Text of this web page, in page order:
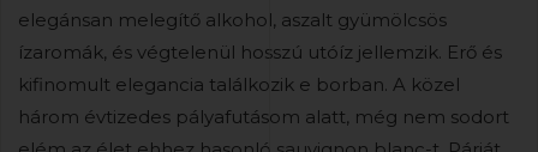
elegánsan melegítő alkohol, aszalt gyümölcsös
ízaromák, és végtelenül hosszú utóíz jellemzik. Erő és
kifinomult elegancia találkozik e borban. A közel
három évtizedes pályafutásom alatt, még nem sodort